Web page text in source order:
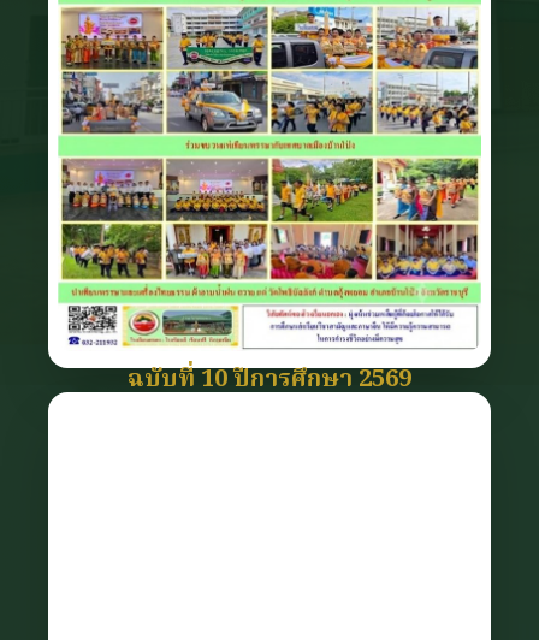
ฉบับที่ 10 ปีการศึกษา 2569